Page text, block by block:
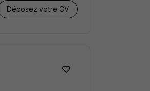
Déposez votre CV